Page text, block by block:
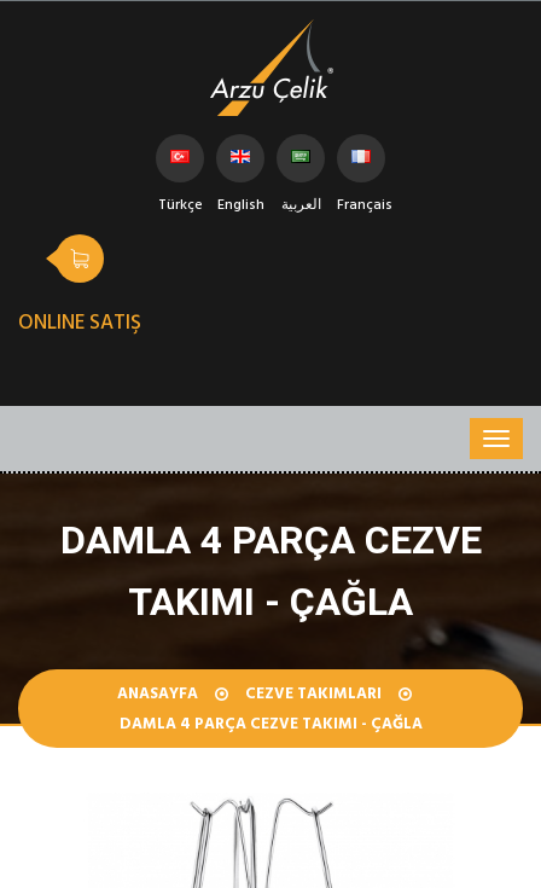
Türkçe English العربية Français
ONLINE SATIŞ
DAMLA 4 PARÇA CEZVE
TAKIMI - ÇAĞLA
ANASAYFA
CEZVE TAKIMLARI
DAMLA 4 PARÇA CEZVE TAKIMI - ÇAĞLA